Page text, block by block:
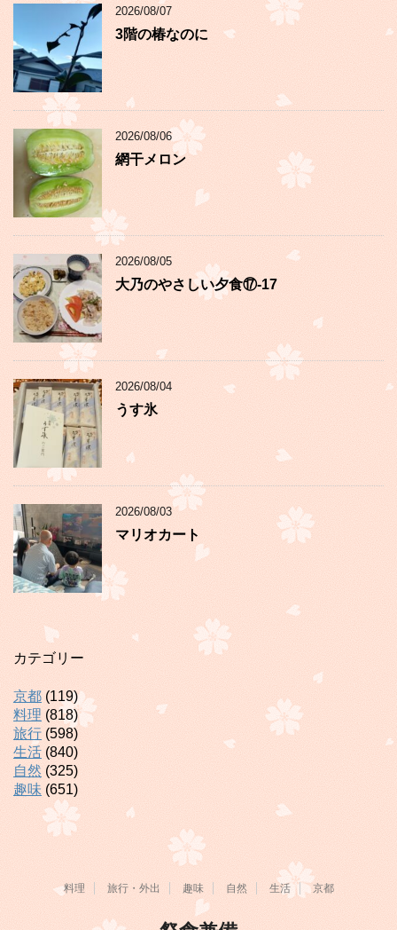
2026/08/07
3階の椿なのに
2026/08/06
網干メロン
2026/08/05
大乃のやさしい夕食⑰-17
2026/08/04
うす氷
2026/08/03
マリオカート
カテゴリー
京都 (119)
料理 (818)
旅行 (598)
生活 (840)
自然 (325)
趣味 (651)
料理 旅行・外出 趣味 自然 生活 京都